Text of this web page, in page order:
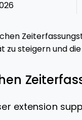
zu steigern und
extension